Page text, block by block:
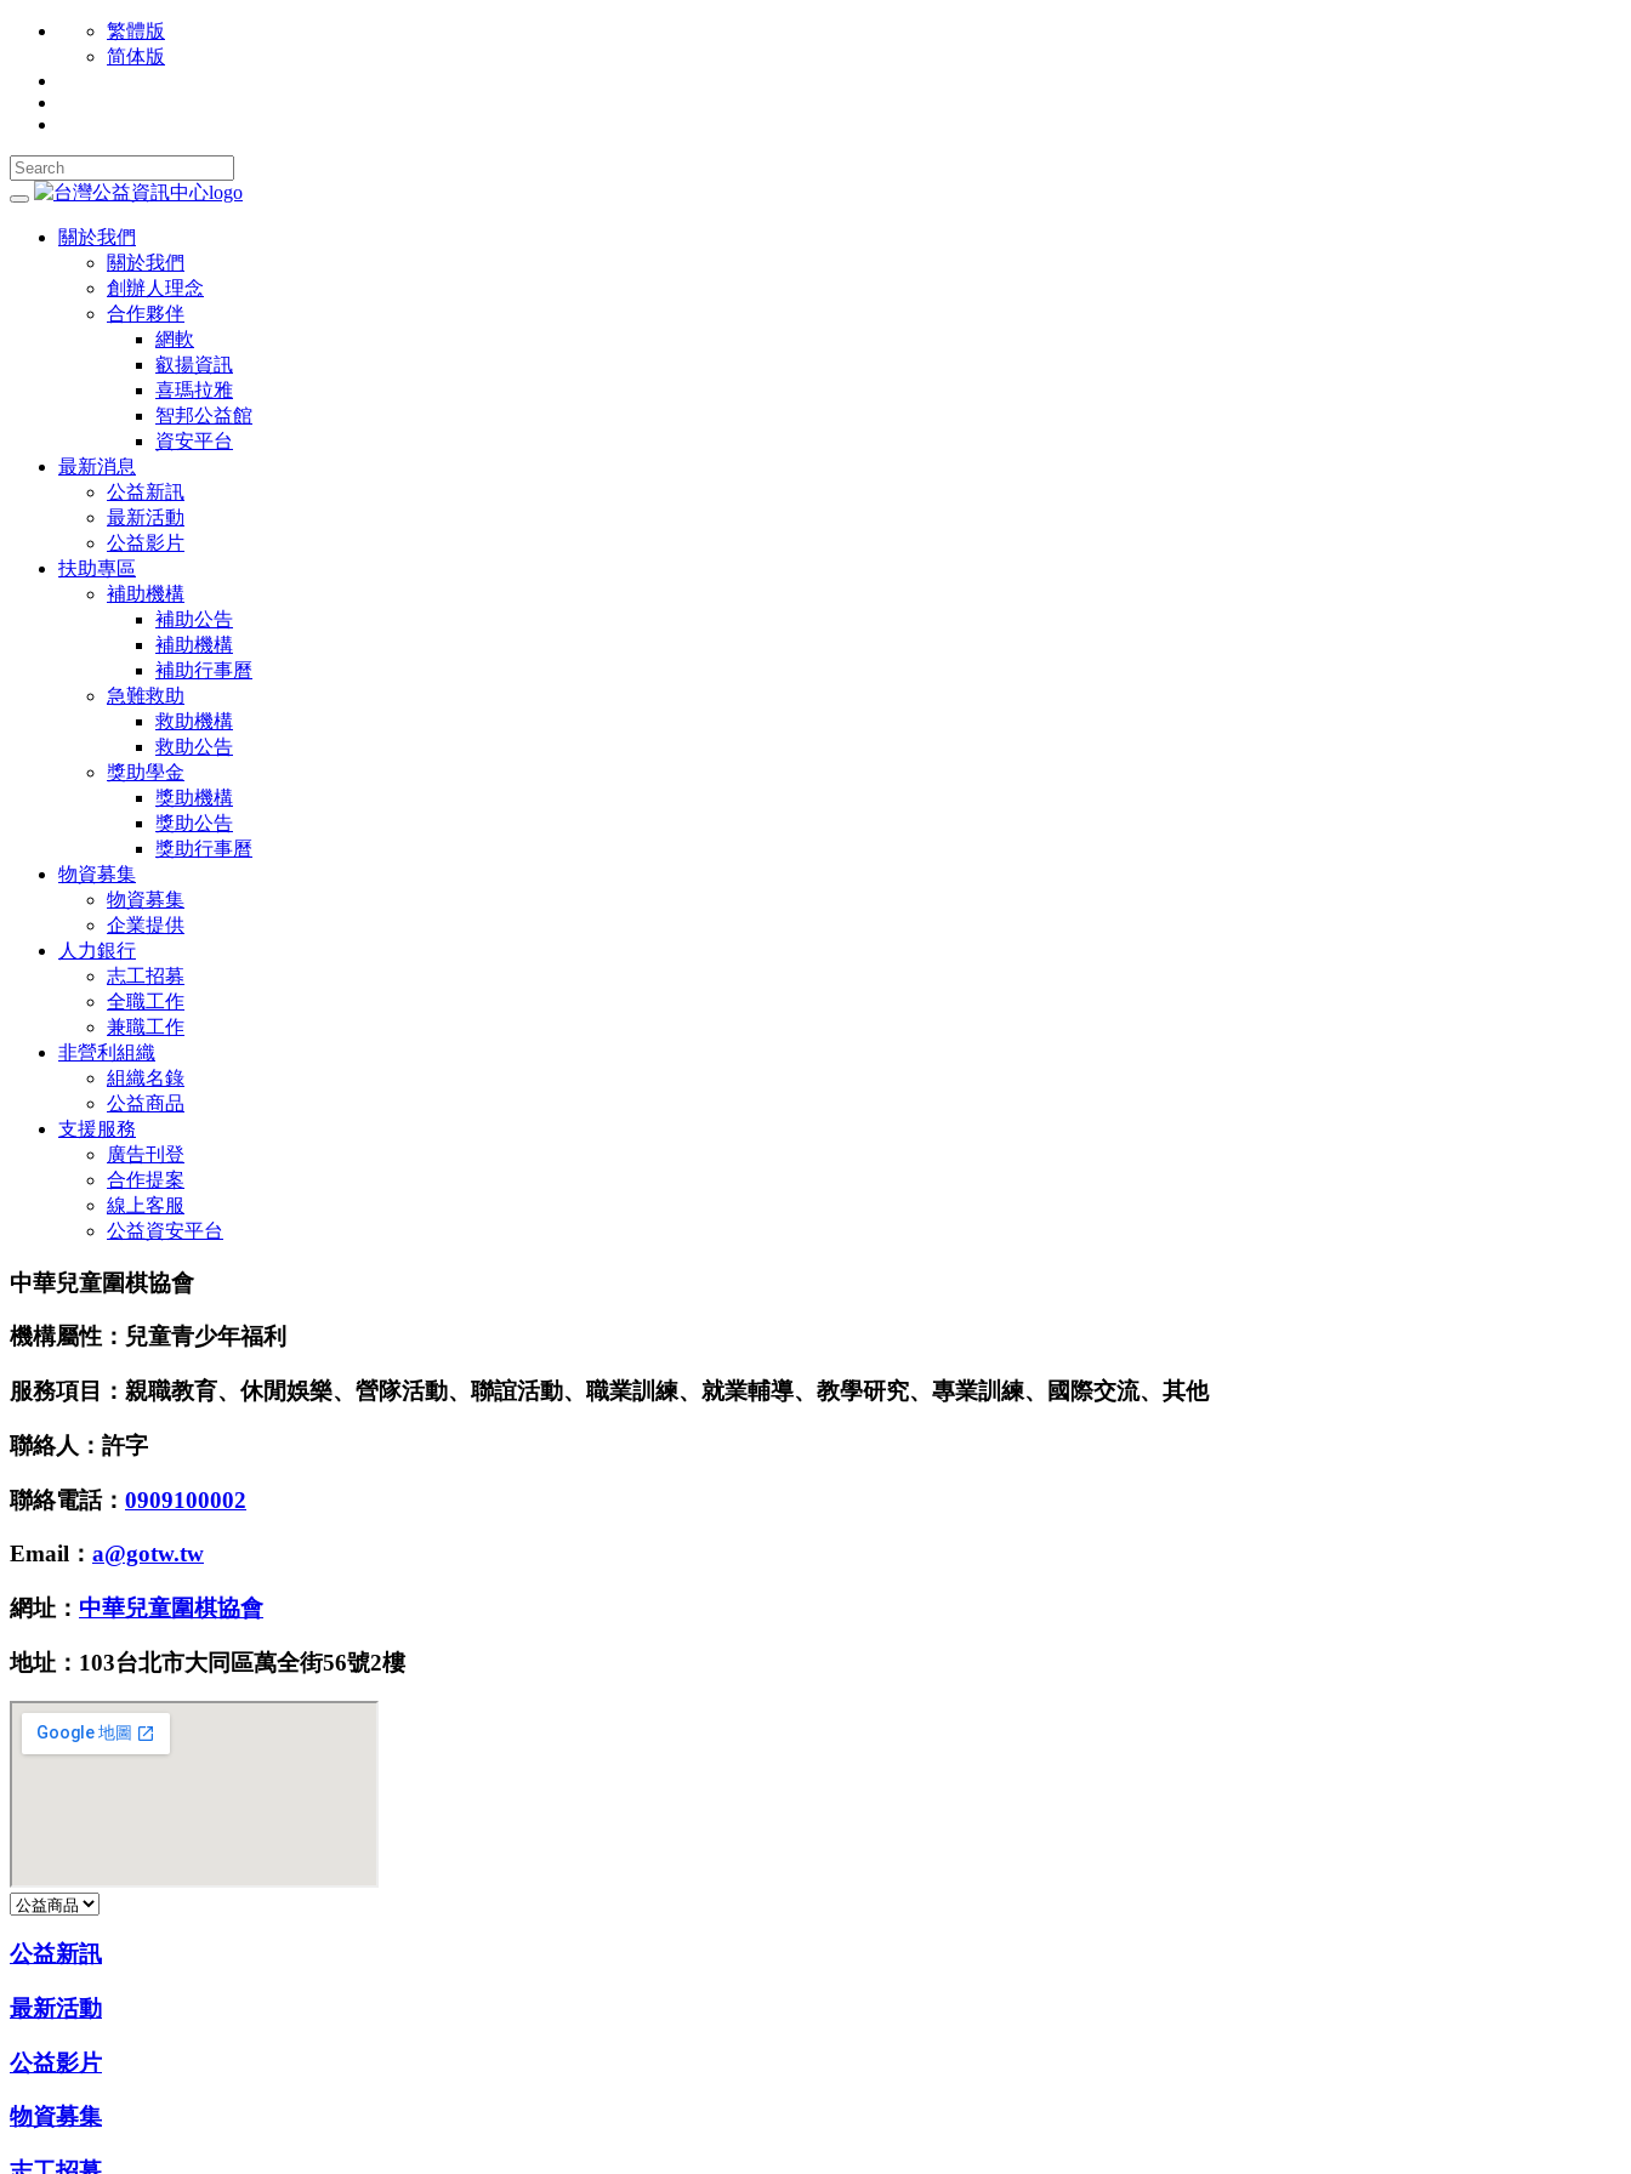
繁體版
简体版
關於我們
關於我們
創辦人理念
合作夥伴
網軟
叡揚資訊
喜瑪拉雅
智邦公益館
資安平台
最新消息
公益新訊
最新活動
公益影片
扶助專區
補助機構
補助公告
補助機構
補助行事曆
急難救助
救助機構
救助公告
獎助學金
獎助機構
獎助公告
獎助行事曆
物資募集
物資募集
企業提供
人力銀行
志工招募
全職工作
兼職工作
非營利組織
組織名錄
公益商品
支援服務
廣告刊登
合作提案
線上客服
公益資安平台
中華兒童圍棋協會
機構屬性：兒童青少年福利
服務項目：親職教育、休閒娛樂、營隊活動、聯誼活動、職業訓練、就業輔導、教學研究、專業訓練、國際交流、其他
聯絡人：許字
聯絡電話： 0909100002
Email： a@gotw.tw
網址： 中華兒童圍棋協會
地址：103台北市大同區萬全街56號2樓
公益新訊
最新活動
公益影片
物資募集